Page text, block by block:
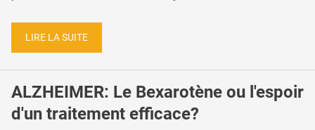
LIRE LA SUITE
ALZHEIMER: Le Bexarotène ou l'espoir
d'un traitement efficace?